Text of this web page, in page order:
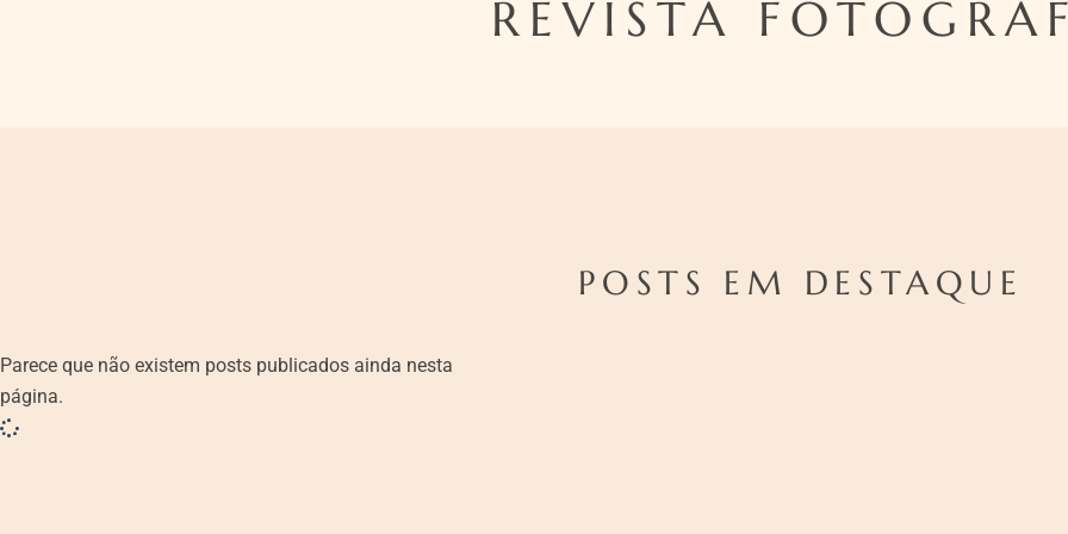
REVISTA
POSTS EM DESTAQUE
Parece que não existem posts publicados ainda nesta
página.